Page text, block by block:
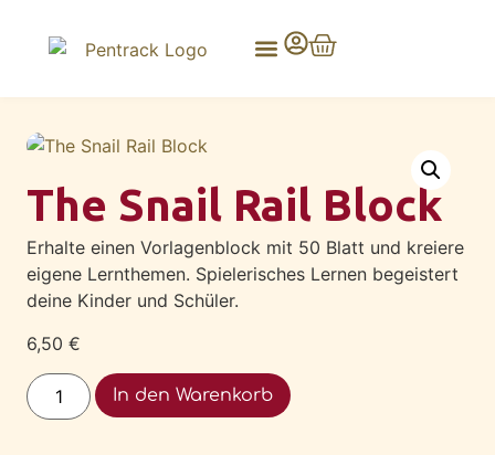
The Snail Rail Block
Erhalte einen Vorlagenblock mit 50 Blatt und kreiere
eigene Lernthemen. Spielerisches Lernen begeistert
deine Kinder und Schüler.
6,50 €
In den Warenkorb